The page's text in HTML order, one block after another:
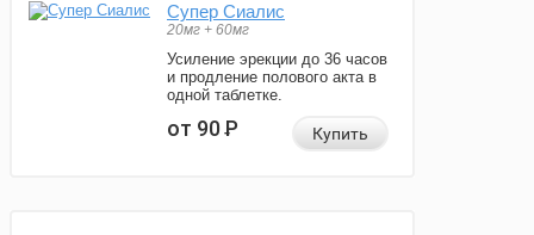
Супер Сиалис
20мг + 60мг
Усиление эрекции до 36 часов
и продление полового акта в
одной таблетке.
от 90Р Купить